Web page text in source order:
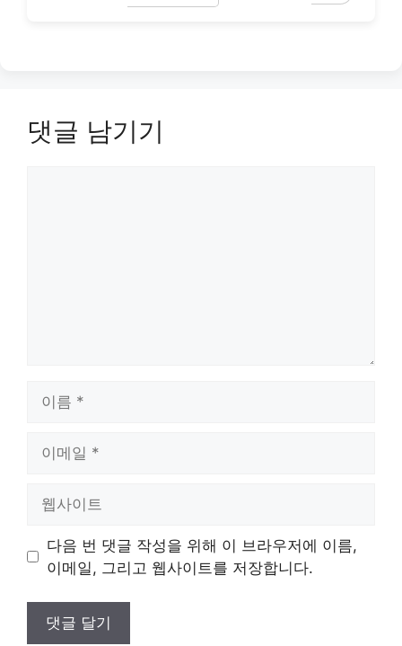
댓글 남기기
트
다음 번 댓글 작성을 위해 이 브라우저에 이름,
이메일, 그리고 웹사이트를 저장합니다.